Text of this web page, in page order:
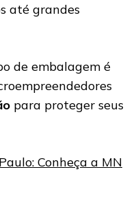
até grandes
de embalagem é
para proteger seus
Conheça a MN